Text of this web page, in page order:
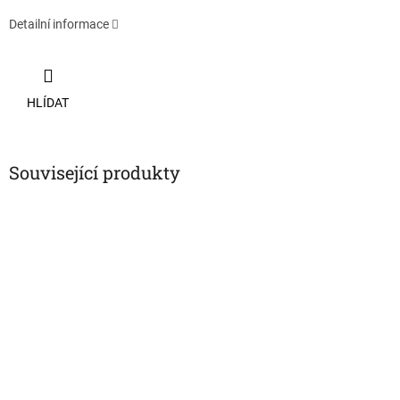
Detailní informace
HLÍDAT
Související produkty